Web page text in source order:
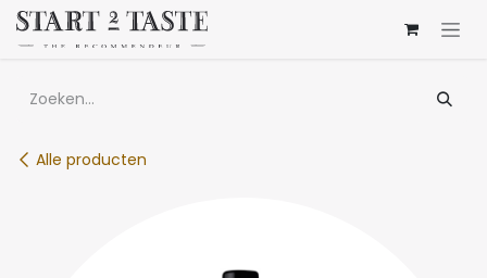
Overslaan naar inhoud
Alle producten